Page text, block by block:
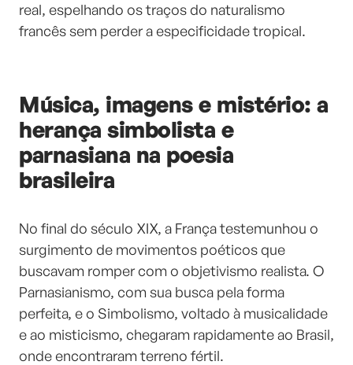
real, espelhando os traços do naturalismo
francês sem perder a especificidade tropical.
Música, imagens e mistério: a
herança simbolista e
parnasiana na poesia
brasileira
No final do século XIX, a França testemunhou o
surgimento de movimentos poéticos que
buscavam romper com o objetivismo realista. O
Parnasianismo, com sua busca pela forma
perfeita, e o Simbolismo, voltado à musicalidade
e ao misticismo, chegaram rapidamente ao Brasil,
onde encontraram terreno fértil.